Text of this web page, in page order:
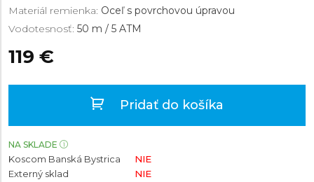
Materiál remienka: Oceľ s povrchovou úpravou
Vodotesnosť: 50 m / 5 ATM
119 €
Pridať do košíka
NA SKLADE
Koscom Banská Bystrica
NIE
Externý sklad
NIE